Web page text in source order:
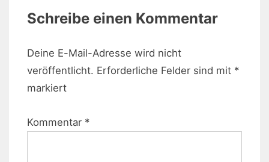
Schreibe einen Kommentar
Deine E-Mail-Adresse wird nicht
veröffentlicht. Erforderliche Felder sind mit *
markiert
Kommentar *